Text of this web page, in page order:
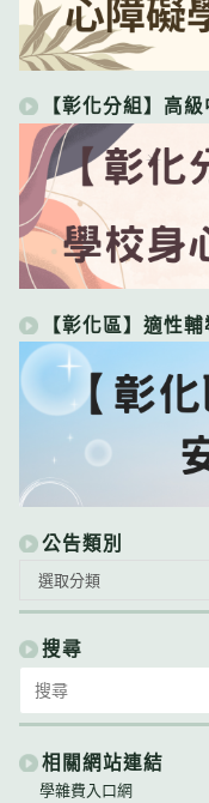
【彰化分組】高
【彰化區】適性
公告類別
類
別
選取分類
搜尋
for:
相關網站連結
學雜費入口網